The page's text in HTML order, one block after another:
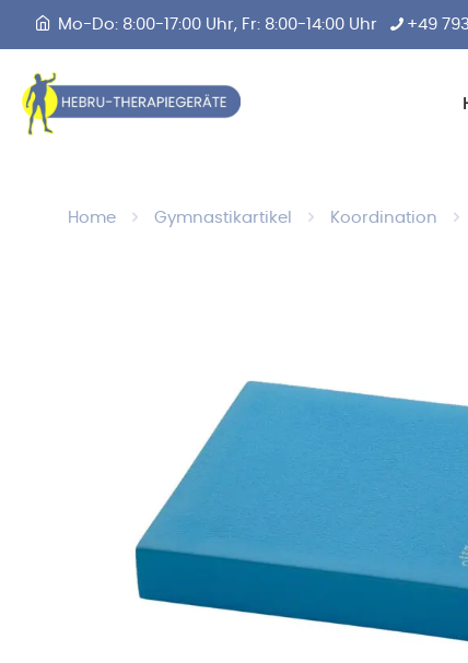
Mo-Do: 8:00-17:00 Uhr, Fr: 8:00-14:00 Uhr +49
Home Gymnastikartikel Koordination